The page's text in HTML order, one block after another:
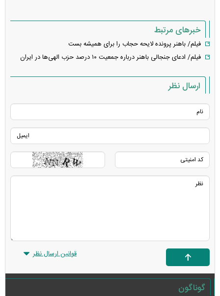
خبرهای مرتبط
فیلم/ باهنر پرونده لایحه حجاب را برای همیشه بست
فیلم/ ادعای جنجالی باهنر درباره جمعیت ۱۰ درصد حزب الهی‌ها در ایران
ارسال نظر
قوانین ارسال نظر
گوناگون